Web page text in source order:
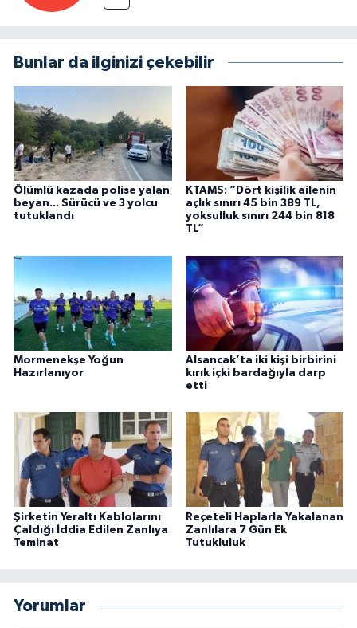
Bunlar da ilginizi çekebilir
Ölümlü kazada polise yalan
beyan... Sürücü ve 3 yolcu
tutuklandı
KTAMS: “Dört kişilik ailenin
açlık sınırı 45 bin 389 TL,
yoksulluk sınırı 244 bin 818
TL”
Mormenekşe Yoğun
Hazırlanıyor
Alsancak’ta iki kişi birbirini
kırık içki bardağıyla darp
etti
Şirketin Yeraltı Kablolarını
Çaldığı İddia Edilen Zanlıya
Teminat
Reçeteli Haplarla Yakalanan
Zanlılara 7 Gün Ek
Tutukluluk
Yorumlar